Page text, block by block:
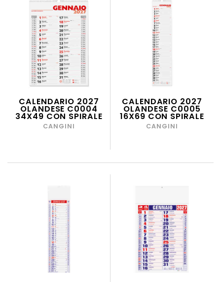
CALENDARIO 2027
OLANDESE C0004
34X49 CON SPIRALE
CANGINI
CALENDARIO 2027
OLANDESE C0005
16X69 CON SPIRALE
CANGINI